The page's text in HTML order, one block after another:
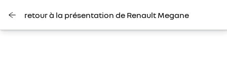
retour à la présentation de Renault Megane